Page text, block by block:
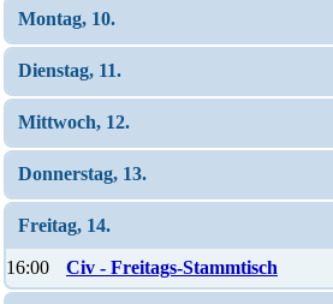
Montag, 10.
Dienstag, 11.
Mittwoch, 12.
Donnerstag, 13.
Freitag, 14.
16:00 Civ - Freitags-Stammtisch